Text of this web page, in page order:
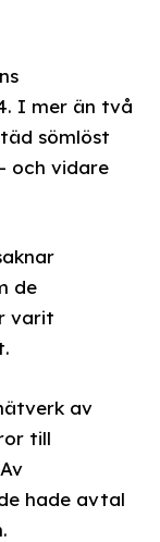
I mer än två
sömlöst
och vidare
de
varit
av
till
hade avtal